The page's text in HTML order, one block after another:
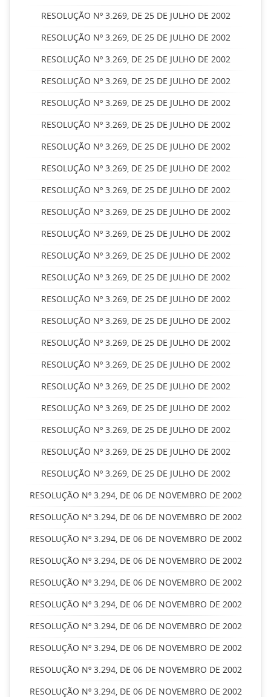
RESOLUÇÃO Nº 3.269, DE 25 DE JULHO DE 2002
RESOLUÇÃO Nº 3.269, DE 25 DE JULHO DE 2002
RESOLUÇÃO Nº 3.269, DE 25 DE JULHO DE 2002
RESOLUÇÃO Nº 3.269, DE 25 DE JULHO DE 2002
RESOLUÇÃO Nº 3.269, DE 25 DE JULHO DE 2002
RESOLUÇÃO Nº 3.269, DE 25 DE JULHO DE 2002
RESOLUÇÃO Nº 3.269, DE 25 DE JULHO DE 2002
RESOLUÇÃO Nº 3.269, DE 25 DE JULHO DE 2002
RESOLUÇÃO Nº 3.269, DE 25 DE JULHO DE 2002
RESOLUÇÃO Nº 3.269, DE 25 DE JULHO DE 2002
RESOLUÇÃO Nº 3.269, DE 25 DE JULHO DE 2002
RESOLUÇÃO Nº 3.269, DE 25 DE JULHO DE 2002
RESOLUÇÃO Nº 3.269, DE 25 DE JULHO DE 2002
RESOLUÇÃO Nº 3.269, DE 25 DE JULHO DE 2002
RESOLUÇÃO Nº 3.269, DE 25 DE JULHO DE 2002
RESOLUÇÃO Nº 3.269, DE 25 DE JULHO DE 2002
RESOLUÇÃO Nº 3.269, DE 25 DE JULHO DE 2002
RESOLUÇÃO Nº 3.269, DE 25 DE JULHO DE 2002
RESOLUÇÃO Nº 3.269, DE 25 DE JULHO DE 2002
RESOLUÇÃO Nº 3.269, DE 25 DE JULHO DE 2002
RESOLUÇÃO Nº 3.269, DE 25 DE JULHO DE 2002
RESOLUÇÃO Nº 3.269, DE 25 DE JULHO DE 2002
RESOLUÇÃO Nº 3.294, DE 06 DE NOVEMBRO DE 2002
RESOLUÇÃO Nº 3.294, DE 06 DE NOVEMBRO DE 2002
RESOLUÇÃO Nº 3.294, DE 06 DE NOVEMBRO DE 2002
RESOLUÇÃO Nº 3.294, DE 06 DE NOVEMBRO DE 2002
RESOLUÇÃO Nº 3.294, DE 06 DE NOVEMBRO DE 2002
RESOLUÇÃO Nº 3.294, DE 06 DE NOVEMBRO DE 2002
RESOLUÇÃO Nº 3.294, DE 06 DE NOVEMBRO DE 2002
RESOLUÇÃO Nº 3.294, DE 06 DE NOVEMBRO DE 2002
RESOLUÇÃO Nº 3.294, DE 06 DE NOVEMBRO DE 2002
RESOLUÇÃO Nº 3.294, DE 06 DE NOVEMBRO DE 2002